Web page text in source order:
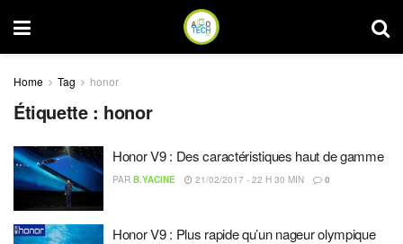
Home Tag honor
Étiquette : honor
Honor V9 : Des caractéristiques haut de gamme
PAR B.YACINE 21/02/2017 - 22 H 30 MIN 0
Honor V9 : Plus rapide qu’un nageur olympique